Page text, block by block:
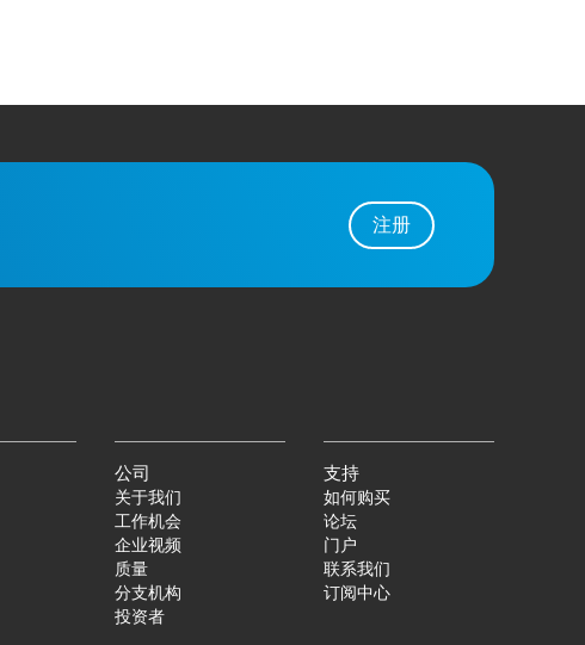
注册
公司
关于我们
工作机会
企业视频
质量
分支机构
投资者
支持
如何购买
论坛
门户
联系我们
订阅中心